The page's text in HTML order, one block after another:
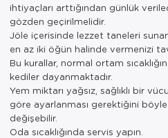
ihtiyaçları arttığından günlük
gözden geçirilmelidir.
Jöle içerisinde lezzet taneleri
en az iki öğün halinde vermenizi
Bu kurallar, normal ortam
kediler dayanmaktadır.
Yem miktarı yağsız, sağlıklı bir
göre ayarlanması gerektiğini
değişebilir.
Oda sıcaklığında servis yapın.